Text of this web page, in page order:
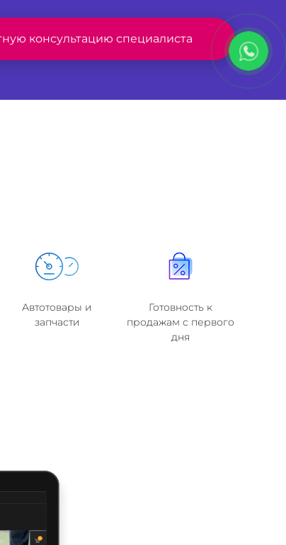
консультацию специалиста
Автотовары и
запчасти
Готовность к
продажам с первого
дня